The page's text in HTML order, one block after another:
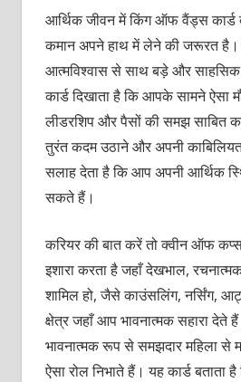
आर्थिक जीवन में किंग ऑफ वैंड्स कार्ड
कमान अपने हाथ में लेने की जरूरत
आत्मविश्वास से साथ बड़े और
कार्ड दिखाता है कि आपके सामने ऐसा
लीडरशिप और पैसों की समझ
तुरंत कदम उठाने और अपनी
सलाह देता है कि आप अपनी आर्थिक
सकते हैं।
करियर की बात करें तो क्वीन ऑफ
इशारा करता है जहाँ देखभाल,
शामिल हो, जैसे काउंसलिंग, नर्सिंग,
क्षेत्र जहाँ आप भावनात्मक सहारा देते
भावनात्मक रूप से समझदार महिला से
ऐसा रोल निभाते हैं। यह कार्ड बताता